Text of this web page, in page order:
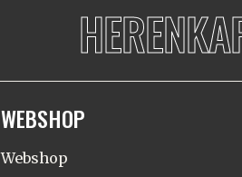
WEBSHOP
Webshop